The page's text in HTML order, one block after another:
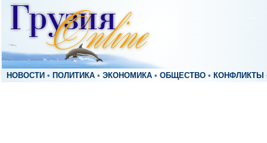
НОВОСТИ • ПОЛИТИКА • ЭКОНОМИКА • ОБЩЕСТВО • КОНФЛИКТЫ